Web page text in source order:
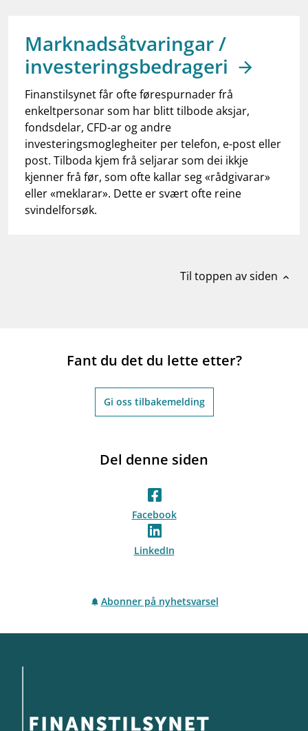
dashboardInformasjon for investorer
notifications_noneAbonner på nyhetsvarsel
Marknadsåtvaringar /
investeringsbedrageri
Finanstilsynet får ofte førespurnader frå
enkeltpersonar som har blitt tilbode aksjar,
fondsdelar, CFD-ar og andre
investeringsmoglegheiter per telefon, e-post eller
post. Tilboda kjem frå seljarar som dei ikkje
kjenner frå før, som ofte kallar seg «rådgivarar»
eller «meklarar». Dette er svært ofte reine
svindelforsøk.
Til toppen av siden expand_less
Fant du det du lette etter?
Gi oss tilbakemelding
Del denne siden
Facebook
LinkedIn
Abonner på nyhetsvarsel